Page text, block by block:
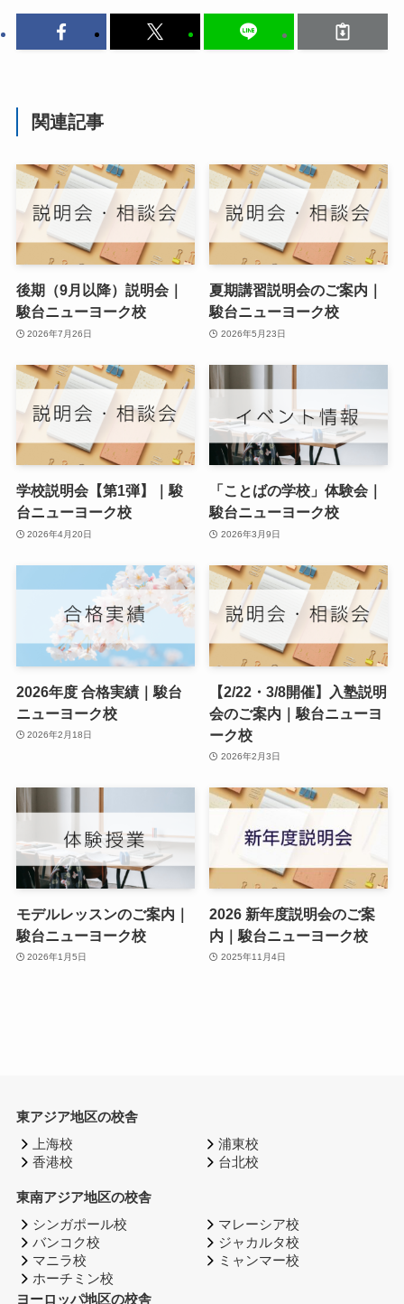
関連記事
後期（9月以降）説明会｜
駿台ニューヨーク校
2026年7月26日
夏期講習説明会のご案内｜
駿台ニューヨーク校
2026年5月23日
学校説明会【第1弾】｜駿
台ニューヨーク校
2026年4月20日
「ことばの学校」体験会｜
駿台ニューヨーク校
2026年3月9日
2026年度 合格実績｜駿台
ニューヨーク校
2026年2月18日
【2/22・3/8開催】入塾説明
会のご案内｜駿台ニューヨ
ーク校
2026年2月3日
モデルレッスンのご案内｜
駿台ニューヨーク校
2026年1月5日
2026 新年度説明会のご案
内｜駿台ニューヨーク校
2025年11月4日
東アジア地区の校舎
上海校
香港校
浦東校
台北校
東南アジア地区の校舎
シンガポール校
バンコク校
マニラ校
ホーチミン校
マレーシア校
ジャカルタ校
ミャンマー校
ヨーロッパ地区の校舎